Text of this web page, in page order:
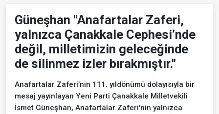
Güneşhan "Anafartalar Zaferi,
yalnızca Çanakkale Cephesi’nde
değil, milletimizin geleceğinde
de silinmez izler bırakmıştır."
Anafartalar Zaferi’nin 111. yıldönümü dolayısıyla bir
mesaj yayınlayan Yeni Parti Çanakkale Milletvekili
İsmet Güneşhan, Anafartalar Zaferi'nin yalnızca